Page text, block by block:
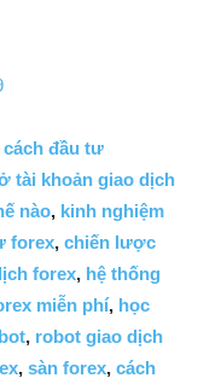
cách đầu tư
tài khoản giao dịch
nào, kinh nghiệm
forex, chiến lược
forex, hệ thống
miễn phí, học
, robot giao dịch
, sàn forex, cách